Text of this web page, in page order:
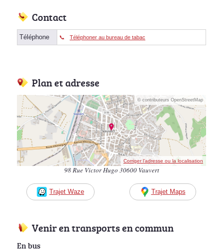
Contact
Téléphone Téléphoner au bureau de tabac
Plan et adresse
© contributeurs OpenStreetMap
Corriger l’adresse ou la localisation
98 Rue Victor Hugo 30600 Vauvert
Trajet Waze Trajet Maps
Venir en transports en commun
En bus